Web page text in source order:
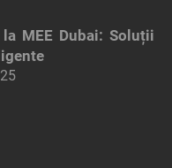
MEE Dubai: Soluții